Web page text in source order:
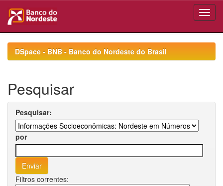
navigationDSpace - BNB - Banco do Nordeste do Brasil
Pesquisar
Pesquisar:
por
Filtros correntes: